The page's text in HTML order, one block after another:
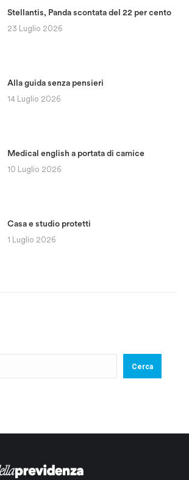
Stellantis, Panda scontata del 22 per cento
23 Luglio 2026
Alla guida senza pensieri
14 Luglio 2026
Medical english a portata di camice
10 Luglio 2026
Casa e studio protetti
1 Luglio 2026
Cerca